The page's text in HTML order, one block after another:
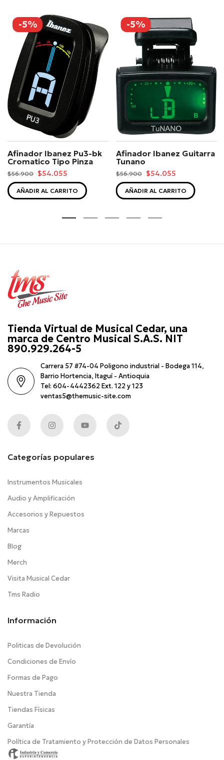
-5%
Afinador Ibanez Pu3-bk
Cromatico Tipo Pinza
$56.900 $54.055
AÑADIR AL CARRITO
-5%
Afinador Ibanez Guitarra
Tunano
$56.900 $54.055
AÑADIR AL CARRITO
Tienda Virtual de Musical Cedar, una
marca de Centro Musical S.A.S. NIT
890.929.264-5
Carrera 57 #74-04 Poligono industrial - Bodega 114,
Barrio Hortencia, Itaguí - Antioquia
Tel: 604-4442362 Ext. 122 y 123
ventas5@themusic-site.com
Categorías populares
Instrumentos Musicales
Audio y Amplificación
Accesorios y Repuestos
Marcas
Blog
Merch
Visita Musical Cedar
Tms Radio
Información
Politicas de Devolución
Condiciones de Envío
Formas de Pago
Nuestra Tienda
Tiendas Físicas
Garantía
Política de Tratamiento y Protección de Datos Personales